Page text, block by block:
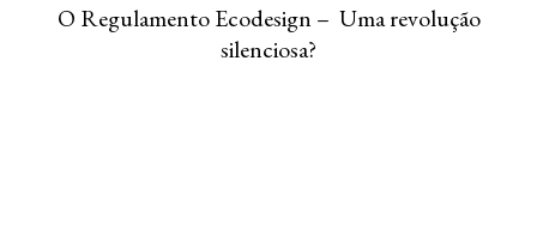
O Regulamento Ecodesign – Uma revolução
silenciosa?